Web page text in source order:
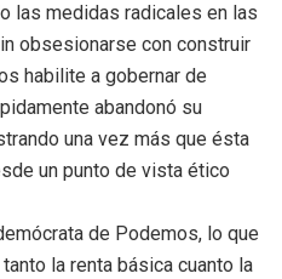
las medidas radicales en las
obsesionarse con construir
habilite a gobernar de
abandonó su
una vez más que ésta
un punto de vista ético
de Podemos, lo que
la renta básica cuanto la